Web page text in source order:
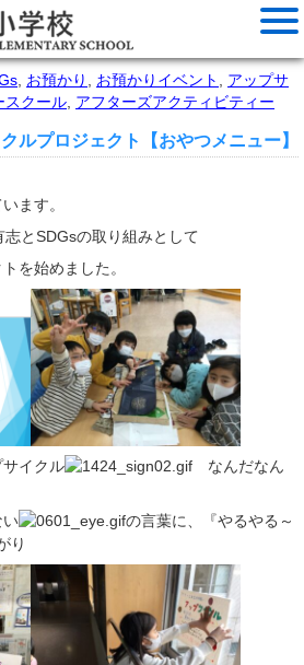
お預かり お預かりイベント
アップサ
スクール アフターズアクティビティー
ルプロジェクト【おやつメニュー】
ます。
とSDGsの取り組みとして
を始めました。
サイクル
なんだなん
い
の言葉に、『やるやる～
り